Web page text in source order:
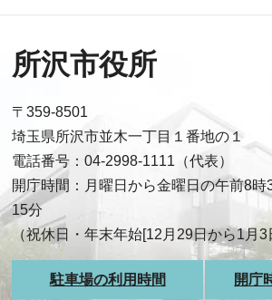
所沢市役所
〒359-8501
埼玉県所沢市並木一丁目１番地の１
電話番号：04-2998-1111（代表）
開庁時間：月曜日から金曜日の午前8
15分
（祝休日・年末年始[12月29日から1月
駐車場の利用時間 開庁